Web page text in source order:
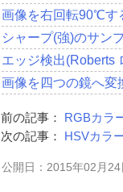
画像を右回転90℃す
シャープ(強)のサン
エッジ検出(Roberts
画像を四つの鏡へ変
前の記事：
RGBカラ
次の記事：
HSVカラ
公開日：2015年02月24